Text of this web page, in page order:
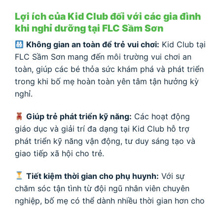
Lợi ích của Kid Club đối với các gia đình
khi nghỉ dưỡng tại FLC Sầm Sơn
Không gian an toàn để trẻ vui chơi: Kid Club tại
FLC Sầm Sơn mang đến môi trường vui chơi an
toàn, giúp các bé thỏa sức khám phá và phát triển
trong khi bố mẹ hoàn toàn yên tâm tận hưởng kỳ
nghỉ.
Giúp trẻ phát triển kỹ năng: Các hoạt động
giáo dục và giải trí đa dạng tại Kid Club hỗ trợ
phát triển kỹ năng vận động, tư duy sáng tạo và
giao tiếp xã hội cho trẻ.
Tiết kiệm thời gian cho phụ huynh: Với sự
chăm sóc tận tình từ đội ngũ nhân viên chuyên
nghiệp, bố mẹ có thể dành nhiều thời gian hơn cho